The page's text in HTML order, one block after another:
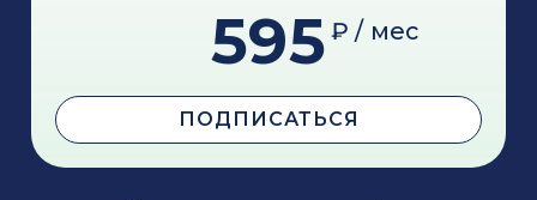
595 ₽ / мес
ПОДПИСАТЬСЯ